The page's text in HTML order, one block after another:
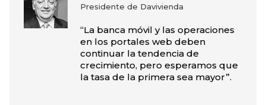
Presidente de Davivienda
“La banca móvil y las operaciones
en los portales web deben
continuar la tendencia de
crecimiento, pero esperamos que
la tasa de la primera sea mayor”.